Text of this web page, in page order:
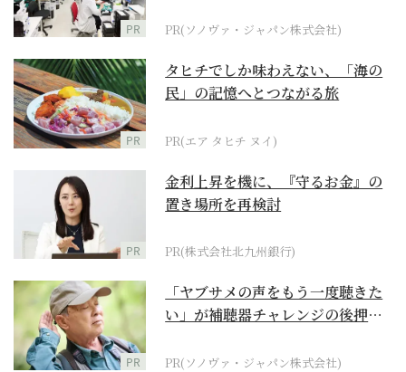
PR PR(ソノヴァ・ジャパン株式会社)
PR
タヒチでしか味わえない、「海の
民」の記憶へとつながる旅
PR(エア タヒチ ヌイ)
PR
金利上昇を機に、『守るお金』の
置き場所を再検討
PR(株式会社北九州銀行)
PR
「ヤブサメの声をもう一度聴きた
い」が補聴器チャレンジの後押し
PR(ソノヴァ・ジャパン株式会社)